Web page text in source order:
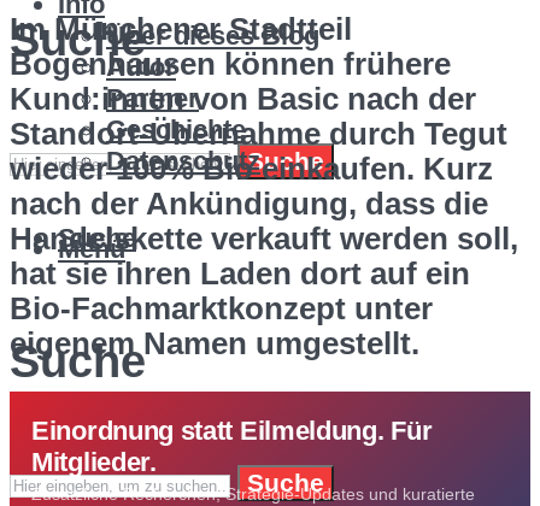
Suche
Suche
Menü
Über dieses Blog
Autor
Partner
Geschichte
Datenschutz
Suche
Suche
Suche
Im Münchener Stadtteil
Bogenhausen können frühere
Kund:innen von Basic nach der
Standort-Übernahme durch Tegut
wieder 100% Bio einkaufen. Kurz
nach der Ankündigung, dass die
Handelskette verkauft werden soll,
hat sie ihren Laden dort auf ein
Bio-Fachmarktkonzept unter
eigenem Namen umgestellt.
Einordnung statt Eilmeldung. Für
Mitglieder.
Zusätzliche Recherchen, Strategie-Updates und kuratierte